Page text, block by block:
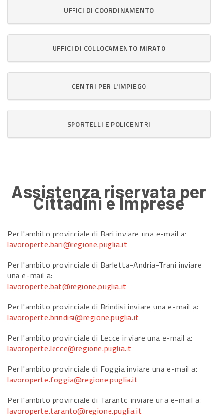
UFFICI DI COORDINAMENTO
UFFICI DI COLLOCAMENTO MIRATO
CENTRI PER L'IMPIEGO
SPORTELLI E POLICENTRI
Assistenza riservata per
Cittadini e Imprese
Per l'ambito provinciale di Bari inviare una e-mail a:
lavoroperte.bari@regione.puglia.it
Per l'ambito provinciale di Barletta-Andria-Trani inviare
una e-mail a:
lavoroperte.bat@regione.puglia.it
Per l'ambito provinciale di Brindisi inviare una e-mail a:
lavoroperte.brindisi@regione.puglia.it
Per l'ambito provinciale di Lecce inviare una e-mail a:
lavoroperte.lecce@regione.puglia.it
Per l'ambito provinciale di Foggia inviare una e-mail a:
lavoroperte.foggia@regione.puglia.it
Per l'ambito provinciale di Taranto inviare una e-mail a:
lavoroperte.taranto@regione.puglia.it